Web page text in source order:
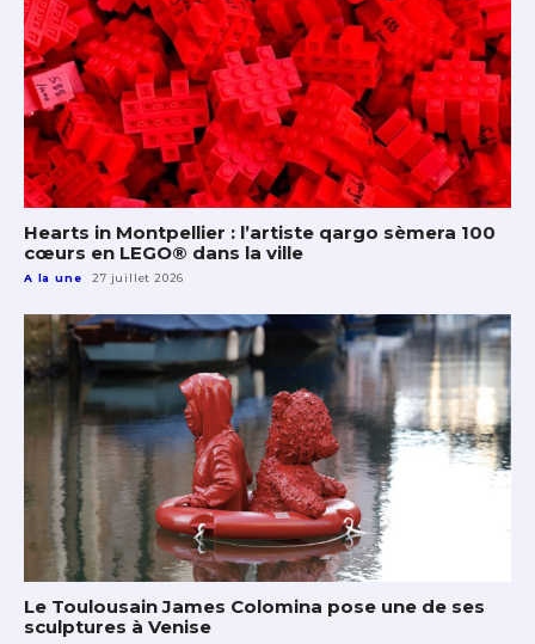
Hearts in Montpellier : l’artiste qargo sèmera 100
cœurs en LEGO® dans la ville
A la une 27 juillet 2026
Le Toulousain James Colomina pose une de ses
sculptures à Venise